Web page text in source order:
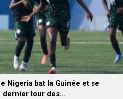
Nigeria bat la Guinée et se
dernier tour des…